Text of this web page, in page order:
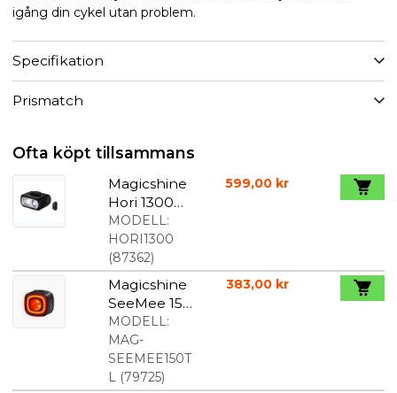
igång din cykel utan problem.
Specifikation
Prismatch
Ofta köpt tillsammans
Magicshine
Hori 1300
framlampa
1300 lumen
MODELL:
HORI1300
(87362)
599,00 kr
Magicshine
SeeMee 150
baklampa
MODELL:
MAG-
SEEMEE150T
L(79725)
383,00 kr